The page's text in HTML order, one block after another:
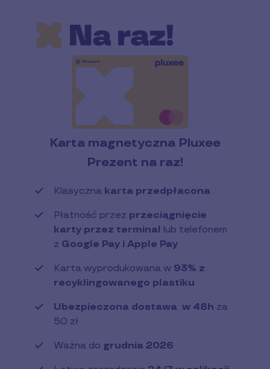
Karta magnetyczna Pluxee
Prezent na raz!
Klasyczna karta przedpłacona
Płatność przez przeciągnięcie
karty przez terminal lub telefonem
z Google Pay i Apple Pay
Karta wyprodukowana w 93% z
recyklingowanego plastiku
Ubezpieczona dostawa w 48h za
50 zł
Ważna do grudnia 2026